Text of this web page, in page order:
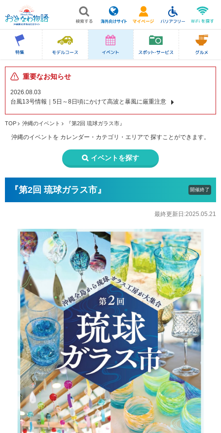
重要なお知らせ
2026.08.03
台風13号情報｜5日～8日頃にかけて高波と暴風に厳重注意
TOP 沖縄のイベント 『第2回 琉球ガラス市』
沖縄のイベントを カレンダー・カテゴリ・エリアで 探すことができます。
イベントを探す
『第2回 琉球ガラス市』 開催終了
最終更新日:2025.05.21